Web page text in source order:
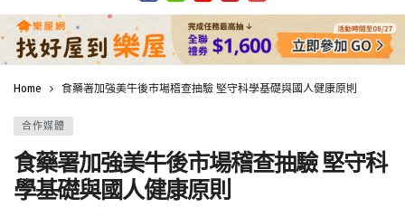
Home 食藥署加強美牛後市場稽查抽驗 堅守科學基礎與國人健康原則
合作媒體
食藥署加強美牛後市場稽查抽驗 堅守科
學基礎與國人健康原則